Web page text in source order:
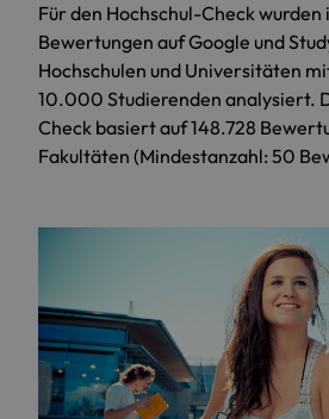
Für den Hochschul-Check
Bewertungen auf Google und
Hochschulen und Universitäten
10.000 Studierenden analysiert.
Check basiert auf 148.728
Fakultäten (Mindestanzahl: 50